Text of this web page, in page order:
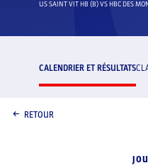
US SAINT VIT HB (B) VS HBC DES
CALENDRIER ET RÉSULTATS
RETOUR